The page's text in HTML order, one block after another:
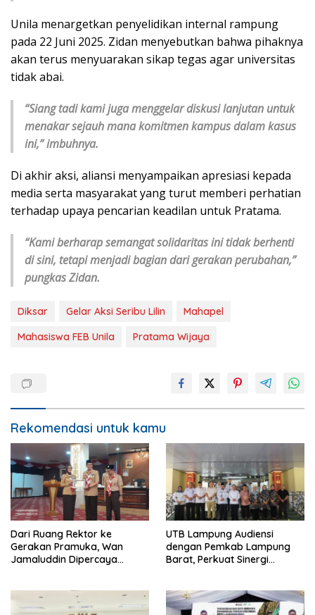
Unila menargetkan penyelidikan internal rampung
pada 22 Juni 2025. Zidan menyebutkan bahwa pihaknya
akan terus menyuarakan sikap tegas agar universitas
tidak abai.
“Siang tadi kami juga menggelar diskusi lanjutan untuk
menakar sejauh mana komitmen kampus dalam kasus
ini,” imbuhnya.
Di akhir aksi, aliansi menyampaikan apresiasi kepada
media serta masyarakat yang turut memberi perhatian
terhadap upaya pencarian keadilan untuk Pratama.
“Kami berharap semangat solidaritas ini tidak berhenti
di sini, tetapi menjadi bagian dari gerakan perubahan,”
pungkas Zidan.
Diksar Gelar Aksi Seribu Lilin
Mahapel
Mahasiswa FEB Unila
Pratama Wijaya
Rekomendasi untuk kamu
Dari Ruang Rektor ke
Gerakan Pramuka, Wan
Jamaluddin Dipercaya
UTB Lampung Audiensi
dengan Pemkab Lampung
Barat, Perkuat Sinergi